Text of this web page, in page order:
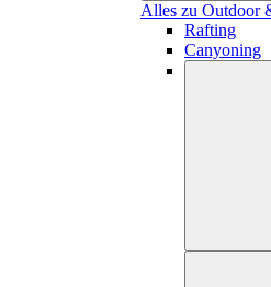
Alles zu Outdoor
Rafting
Canyoning